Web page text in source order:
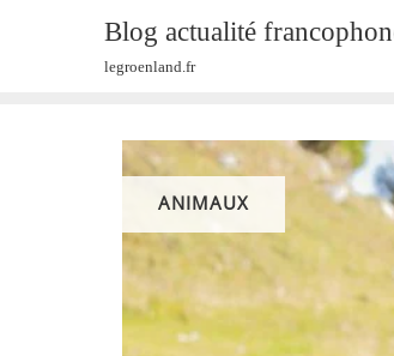
Blog actualité
legroenland.fr
ANIMAUX